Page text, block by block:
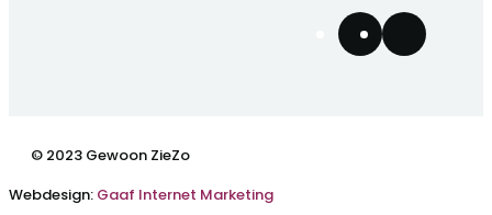
© 2023 Gewoon ZieZo
Webdesign: Gaaf Internet Marketing